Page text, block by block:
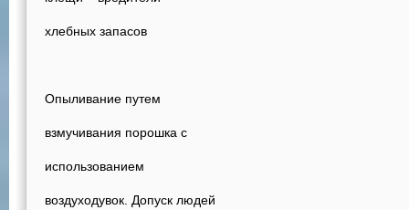
хлебных запасов
Опыливание путем
взмучивания порошка с
использованием
воздуходувок. Допуск людей